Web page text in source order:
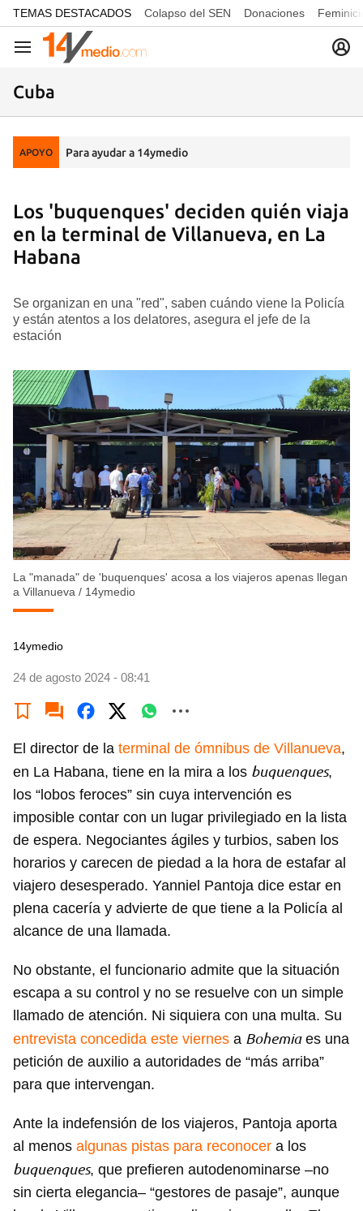
common.go-to-content
TEMAS DESTACADOS Colapso del SEN Donaciones
Navegación
Cuba
APOYO Para ayudar a 14ymedio
Los 'buquenques' deciden quién viaja
en la terminal de Villanueva, en La
Habana
Se organizan en una "red", saben cuándo viene la Policía
y están atentos a los delatores, asegura el jefe de la
estación
La "manada" de 'buquenques' acosa a los viajeros apenas llegan
a Villanueva / 14ymedio
14ymedio
24 de agosto 2024 - 08:41
El director de la terminal de ómnibus de Villanueva,
en La Habana, tiene en la mira a los buquenques,
los “lobos feroces” sin cuya intervención es
imposible contar con un lugar privilegiado en la lista
de espera. Negociantes ágiles y turbios, saben los
horarios y carecen de piedad a la hora de estafar al
viajero desesperado. Yanniel Pantoja dice estar en
plena cacería y advierte de que tiene a la Policía al
alcance de una llamada.
No obstante, el funcionario admite que la situación
escapa a su control y no se resuelve con un simple
llamado de atención. Ni siquiera con una multa. Su
entrevista concedida este viernes a Bohemiaes una
petición de auxilio a autoridades de “más arriba”
para que intervengan.
Ante la indefensión de los viajeros, Pantoja aporta
al menos algunas pistas para reconocer a los
buquenques, que prefieren autodenominarse –no
sin cierta elegancia– “gestores de pasaje”, aunque